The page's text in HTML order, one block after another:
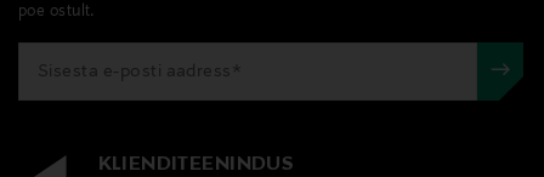
poe ostult.
KLIENDITEENINDUS